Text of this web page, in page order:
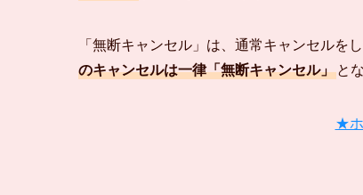
「無断キャンセル」 は、通常キャンセルを
のキャンセルは一律「無断キャンセル」 と
★ホ